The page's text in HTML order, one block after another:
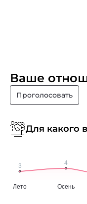
Ваше
Проголосовать
Для какого